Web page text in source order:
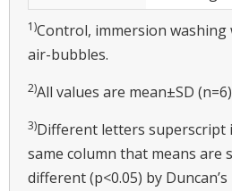
1)Control, immersion
air-bubbles.
2)All values are mean±SD
3)Different letters superscript
same column that means are
different (p<0.05) by